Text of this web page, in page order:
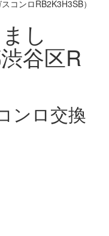
し
谷区R
ンロ交換